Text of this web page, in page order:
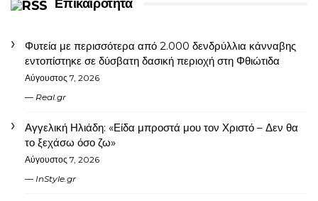
Επικαιρότητα
Φυτεία με περισσότερα από 2.000 δενδρύλλια κάνναβης
εντοπίστηκε σε δύσβατη δασική περιοχή στη Φθιώτιδα
Αύγουστος 7, 2026
Real.gr
Αγγελική Ηλιάδη: «Είδα μπροστά μου τον Χριστό – Δεν θα
το ξεχάσω όσο ζω»
Αύγουστος 7, 2026
InStyle.gr